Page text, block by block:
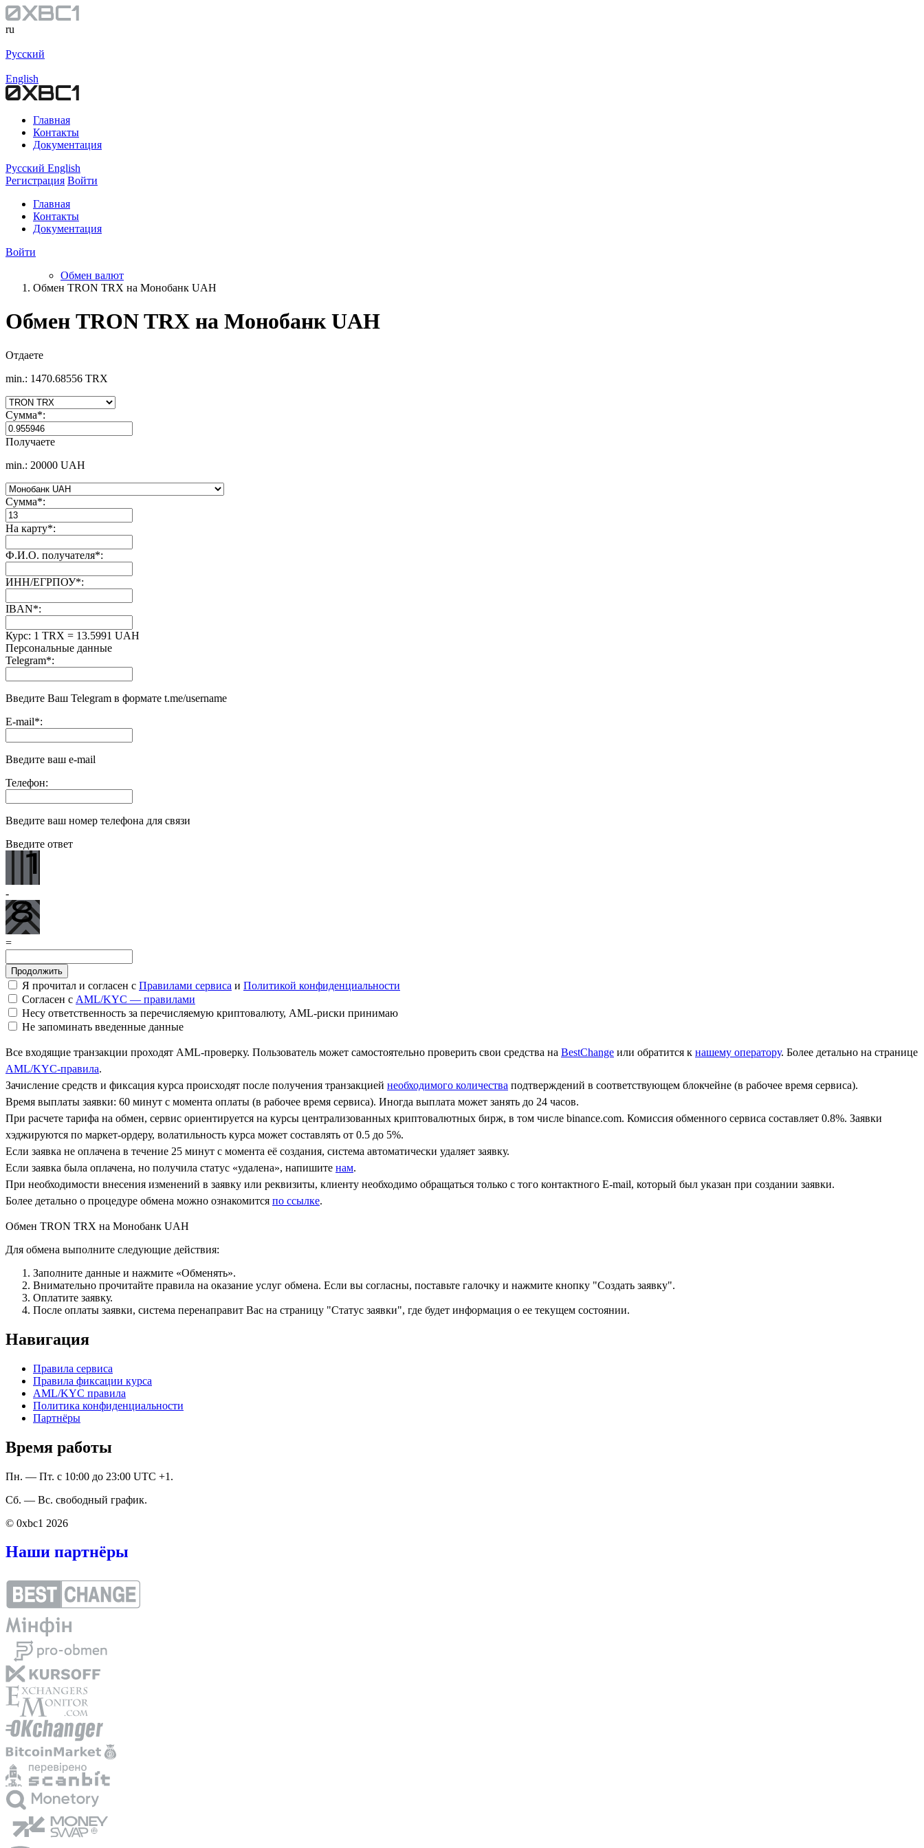
ru
Русский
English
Главная
Контакты
Документация
Русский English
Регистрация Войти
Главная
Контакты
Документация
Войти
Обмен валют
Обмен TRON TRX на Монобанк UAH
Обмен TRON TRX на Монобанк UAH
Отдаете
min.: 1470.68556 TRX
Сумма*:
Получаете
min.: 20000 UAH
Сумма*:
На карту*:
Ф.И.О. получателя*:
ИНН/ЕГРПОУ*:
IBAN*:
Курс: 1 TRX = 13.5991 UAH
Персональные данные
Telegram*:
Введите Ваш Telegram в формате t.me/username
E-mail*:
Введите ваш e-mail
Телефон:
Введите ваш номер телефона для связи
Введите ответ
-
=
Я прочитал и согласен с Правилами сервиса и Политикой конфиденциальности
Согласен с AML/KYC — правилами
Несу ответственность за перечисляемую криптовалюту, AML-риски принимаю
Не запоминать введенные данные
Все входящие транзакции проходят AML-проверку. Пользователь может самостоятельно проверить свои средства на BestChange или обратится к нашему оператору. Более детально на странице
AML/KYC-правила.
Зачисление средств и фиксация курса происходят после получения транзакцией необходимого количества подтверждений в соответствующем блокчейне (в рабочее время сервиса).
Время выплаты заявки: 60 минут с момента оплаты (в рабочее время сервиса). Иногда выплата может занять до 24 часов.
При расчете тарифа на обмен, сервис ориентируется на курсы централизованных криптовалютных бирж, в том числе binance.com. Комиссия обменного сервиса составляет 0.8%. Заявки
хэджируются по маркет-ордеру, волатильность курса может составлять от 0.5 до 5%.
Если заявка не оплачена в течение 25 минут с момента её создания, система автоматически удаляет заявку.
Если заявка была оплачена, но получила статус «удалена», напишите нам.
При необходимости внесения изменений в заявку или реквизиты, клиенту необходимо обращаться только с того контактного Е-mail, который был указан при создании заявки.
Более детально о процедуре обмена можно ознакомится по ссылке.
Обмен TRON TRX на Монобанк UAH
Для обмена выполните следующие действия:
Заполните данные и нажмите «Обменять».
Внимательно прочитайте правила на оказание услуг обмена. Если вы согласны, поставьте галочку и нажмите кнопку "Создать заявку".
Оплатите заявку.
После оплаты заявки, система перенаправит Вас на страницу "Статус заявки", где будет информация о ее текущем состоянии.
Навигация
Правила сервиса
Правила фиксации курса
AML/KYC правила
Политика конфиденциальности
Партнёры
Время работы
Пн. — Пт. с 10:00 до 23:00 UTC +1.
Сб. — Вс. свободный график.
© 0xbc1 2026
Наши партнёры